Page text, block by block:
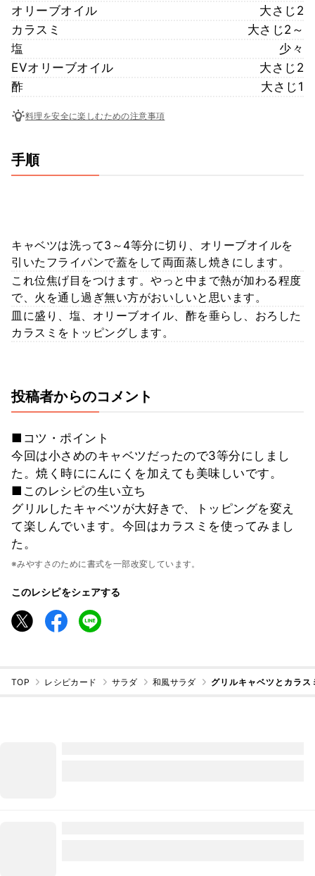
オリーブオイル
大さじ2
カラスミ
大さじ2～
塩
少々
EVオリーブオイル
大さじ2
酢
大さじ1
料理を安全に楽しむための注意事項
手順
キャベツは洗って3～4等分に切り、オリーブオイルを
引いたフライパンで蓋をして両面蒸し焼きにします。
これ位焦げ目をつけます。やっと中まで熱が加わる程度
で、火を通し過ぎ無い方がおいしいと思います。
皿に盛り、塩、オリーブオイル、酢を垂らし、おろした
カラスミをトッピングします。
投稿者からのコメント
■コツ・ポイント
今回は小さめのキャベツだったので3等分にしまし
た。焼く時ににんにくを加えても美味しいです。
■このレシピの生い立ち
グリルしたキャベツが大好きで、トッピングを変え
て楽しんでいます。今回はカラスミを使ってみまし
た。
※みやすさのために書式を一部改変しています。
このレシピをシェアする
TOP レシピカード サラダ 和風サラダ グリルキャベツとカラス